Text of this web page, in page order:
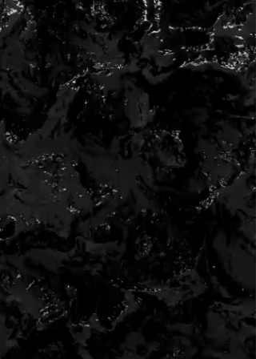
S T E P I N S I D E O U R W O R L D . . .